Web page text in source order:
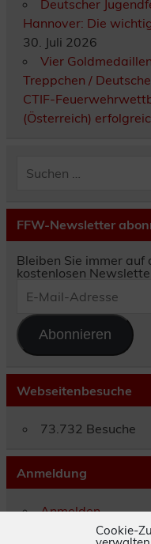
Cookie-
Deutscher
Hannover: Die
30. Juli 2026
Vier
Treppchen /
CTIF-
(Österreich)
FFW-Newsletter
Bleiben Sie immer auf
kostenlosen
Mail-
Abonnieren
Webseitenbesuche
73.732 Besuche
Anmeldung
Anmelden
Eintrags-Feed